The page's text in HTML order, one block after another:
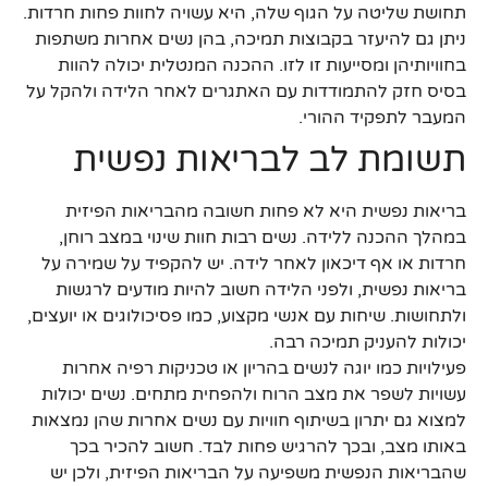
תחושת שליטה על הגוף שלה, היא עשויה לחוות פחות חרדות.
ניתן גם להיעזר בקבוצות תמיכה, בהן נשים אחרות משתפות
בחוויותיהן ומסייעות זו לזו. ההכנה המנטלית יכולה להוות
בסיס חזק להתמודדות עם האתגרים לאחר הלידה ולהקל על
המעבר לתפקיד ההורי.
תשומת לב לבריאות נפשית
בריאות נפשית היא לא פחות חשובה מהבריאות הפיזית
במהלך ההכנה ללידה. נשים רבות חוות שינוי במצב רוחן,
חרדות או אף דיכאון לאחר לידה. יש להקפיד על שמירה על
בריאות נפשית, ולפני הלידה חשוב להיות מודעים לרגשות
ולתחושות. שיחות עם אנשי מקצוע, כמו פסיכולוגים או יועצים,
יכולות להעניק תמיכה רבה.
פעילויות כמו יוגה לנשים בהריון או טכניקות רפיה אחרות
עשויות לשפר את מצב הרוח ולהפחית מתחים. נשים יכולות
למצוא גם יתרון בשיתוף חוויות עם נשים אחרות שהן נמצאות
באותו מצב, ובכך להרגיש פחות לבד. חשוב להכיר בכך
שהבריאות הנפשית משפיעה על הבריאות הפיזית, ולכן יש